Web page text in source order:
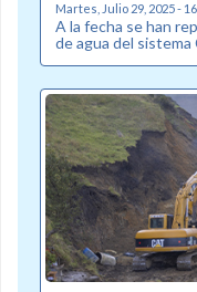
Martes, Julio 29, 2025 -
A la fecha se han
de agua del sistema